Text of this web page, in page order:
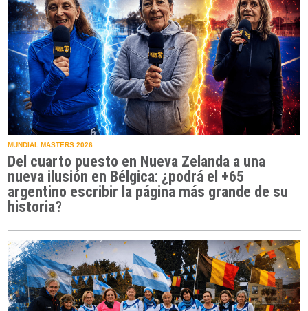
MUNDIAL MASTERS 2026
Del cuarto puesto en Nueva Zelanda a una
nueva ilusión en Bélgica: ¿podrá el +65
argentino escribir la página más grande de su
historia?